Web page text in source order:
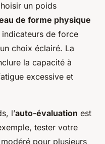
un poids
de forme physique
de force
choix éclairé. La
la capacité à
excessive et
l’auto-évaluation est
tester votre
pour plusieurs